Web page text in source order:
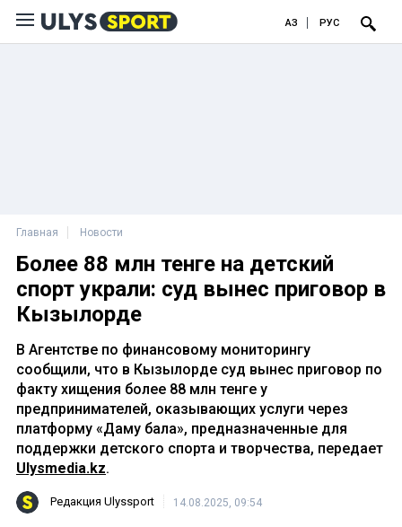
ҚАЗ РУС
Главная Новости
Более 88 млн тенге на детский
спорт украли: суд вынес приговор в
Кызылорде
В Агентстве по финансовому мониторингу
сообщили, что в Кызылорде суд вынес приговор по
факту хищения более 88 млн тенге у
предпринимателей, оказывающих услуги через
платформу «Даму бала», предназначенные для
поддержки детского спорта и творчества, передает
Ulysmedia.kz.
Редакция Ulyssport 14.08.2025, 09:54